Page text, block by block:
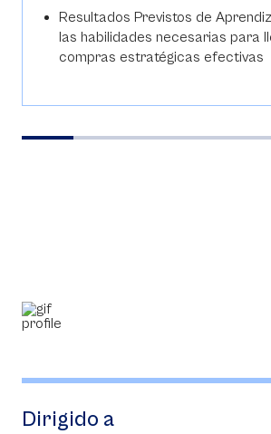
Resultados Previstos de
las habilidades necesarias para
compras estratégicas efectivas
cadena de valor Gestión del flujo
Management Gestión de
Dirigido a